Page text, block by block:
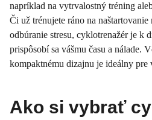
napríklad na vytrvalostný tréning
Či už trénujete ráno na
odbúranie stresu, cyklotrenažér je k
prispôsobí sa vášmu času a nálade.
kompaktnému dizajnu je ideálny pre
Ako si vybrať